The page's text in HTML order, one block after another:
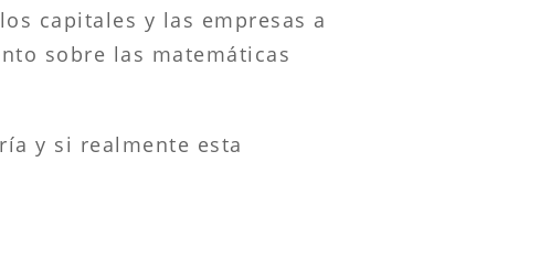
capitales y las empresas a
sobre las matemáticas
y si realmente esta